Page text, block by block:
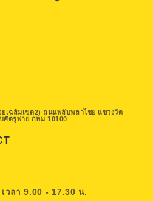
เฉลิมเขต2) ถนนพลับพลาไชย แขวงวัด
ศัตรูพ่าย กทม 10100
วลา 9.00 - 17.30 น.